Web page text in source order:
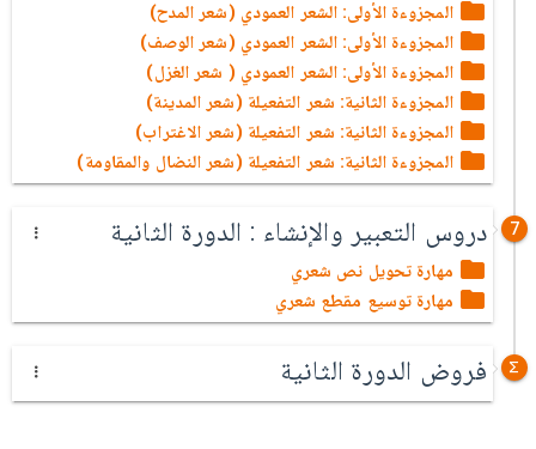
المجزوءة الأولى: الشعر العمودي (شعر المدح)
المجزوءة الأولى: الشعر العمودي (شعر الوصف)
المجزوءة الأولى: الشعر العمودي ( شعر الغزل)
المجزوءة الثانية: شعر التفعيلة (شعر المدينة)
المجزوءة الثانية: شعر التفعيلة (شعر الاغتراب)
المجزوءة الثانية: شعر التفعيلة (شعر النضال والمقاومة)
7 دروس التعبير والإنشاء : الدورة الثانية
مهارة تحويل نص شعري
مهارة توسيع مقطع شعري
فروض الدورة الثانية